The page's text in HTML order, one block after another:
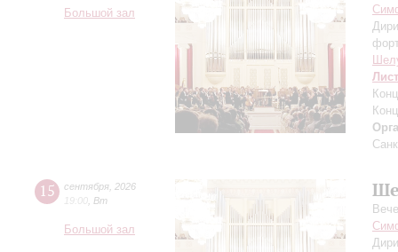
Большой зал
Лист
15 сентября 2026
19:00 Вт
Большой зал